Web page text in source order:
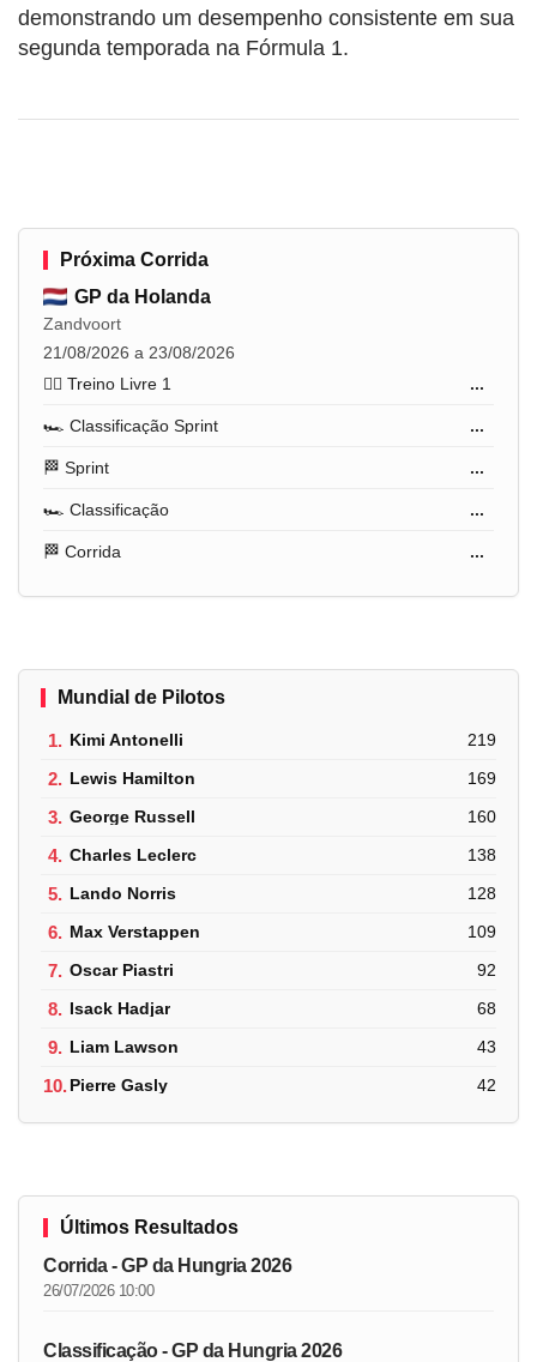
demonstrando um desempenho consistente em sua
segunda temporada na Fórmula 1.
Próxima Corrida
GP da Holanda
Zandvoort
21/08/2026 a 23/08/2026
🏋️‍♂️ Treino Livre 1
...
🏎️ Classificação Sprint ...
🏁 Sprint ...
🏎️ Classificação ...
🏁 Corrida ...
Mundial de Pilotos
1. Kimi Antonelli 219
2. Lewis Hamilton 169
3. George Russell 160
4. Charles Leclerc 138
5. Lando Norris 128
6. Max Verstappen 109
7. Oscar Piastri 92
8. Isack Hadjar 68
9. Liam Lawson 43
10.Pierre Gasly 42
Últimos Resultados
Corrida - GP da Hungria 2026
26/07/2026 10:00
Classificação - GP da Hungria 2026